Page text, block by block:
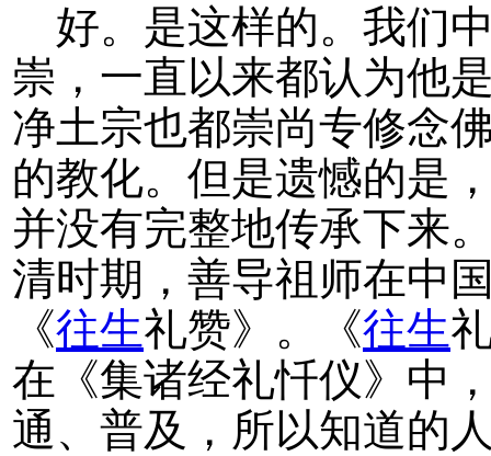
好。是这样的。我们
崇，一直以来都认为他
净土宗也都崇尚专修念
的教化。但是遗憾的是
并没有完整地传承下来
清时期，善导祖师在中
《往生礼赞》。《往生
在《集诸经礼忏仪》中
通、普及，所以知道的